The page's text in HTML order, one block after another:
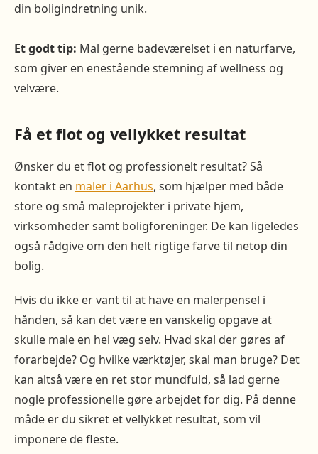
din boligindretning unik.
Et godt tip: Mal gerne badeværelset i en naturfarve,
som giver en enestående stemning af wellness og
velvære.
Få et flot og vellykket resultat
Ønsker du et flot og professionelt resultat? Så
kontakt en maler i Aarhus, som hjælper med både
store og små maleprojekter i private hjem,
virksomheder samt boligforeninger. De kan ligeledes
også rådgive om den helt rigtige farve til netop din
bolig.
Hvis du ikke er vant til at have en malerpensel i
hånden, så kan det være en vanskelig opgave at
skulle male en hel væg selv. Hvad skal der gøres af
forarbejde? Og hvilke værktøjer, skal man bruge? Det
kan altså være en ret stor mundfuld, så lad gerne
nogle professionelle gøre arbejdet for dig. På denne
måde er du sikret et vellykket resultat, som vil
imponere de fleste.